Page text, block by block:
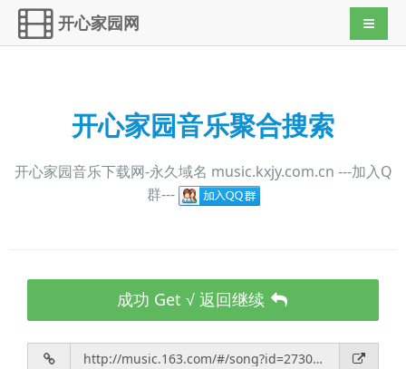
开心家园网 导航切
开心家园音乐聚合搜索
开心家园音乐下载网-永久域名 music.kxjy.com.cn ---加入Q
群---
成功 Get √ 返回继续